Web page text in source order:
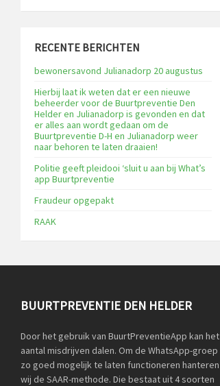
RECENTE BERICHTEN
bewonersavond Julianadorp 20 augustus
Hierbij laat ik weten dat er een nieuwe
beheerder voor de Buurtpreventie Den
Helder en Julianadorp is gevonden en dat
er alles aan wordt gedaan om de
Buurtpreventie D-H en Julianadorp weer
naar behoren te laten draaien!
Politie geeft pleidooi ‘sluit u aan bij What’s
app Buurtpreventie
Fraudeur opgepakt
RAAK
BUURTPREVENTIE DEN HELDER
Door het gebruik van BuurtPreventieApp kan het
aantal misdrijven dalen. Om de WhatsApp-groep
zo goed mogelijk te laten functioneren hanteren
wij de SAAR-methode. Die bestaat uit 4 soorten